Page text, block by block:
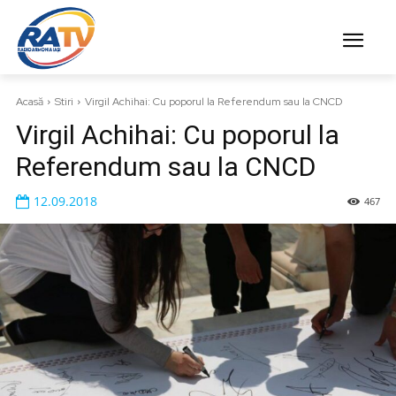
Acasă Stiri Virgil Achihai: Cu poporul la Referendum sau la CNCD
Virgil Achihai: Cu poporul la
Referendum sau la CNCD
467
12.09.2018